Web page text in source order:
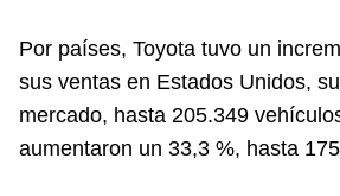
Por países, Toyota tuvo un
sus ventas en Estados Unidos,
mercado, hasta 205.349
aumentaron un 33,3 %, hasta